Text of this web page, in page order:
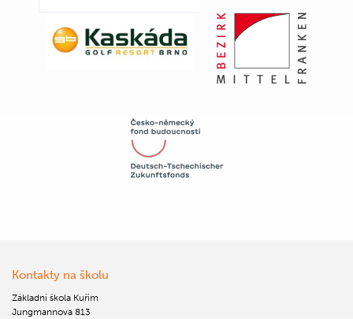
Kontakty na školu
Základní škola Kuřim
Jungmannova 813